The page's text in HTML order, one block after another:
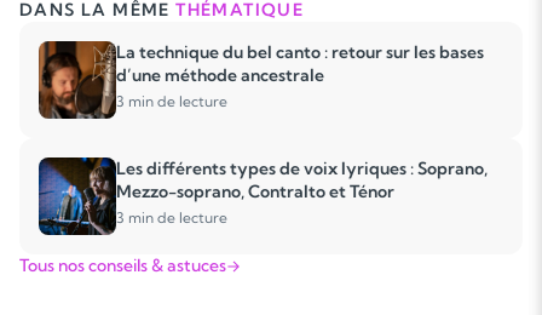
DANS LA MÊMETHÉMATIQUE
La technique du bel canto : retour sur les bases
d’une méthode ancestrale
3 min de lecture
Les différents types de voix lyriques : Soprano,
Mezzo-soprano, Contralto et Ténor
3 min de lecture
Tous nos conseils & astuces